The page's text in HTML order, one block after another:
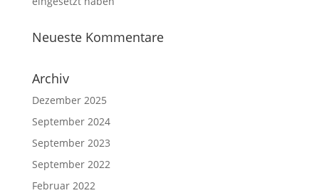
Neueste Kommentare
Archiv
Dezember 2025
September 2024
September 2023
September 2022
Februar 2022